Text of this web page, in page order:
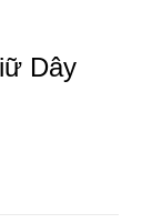
Dây